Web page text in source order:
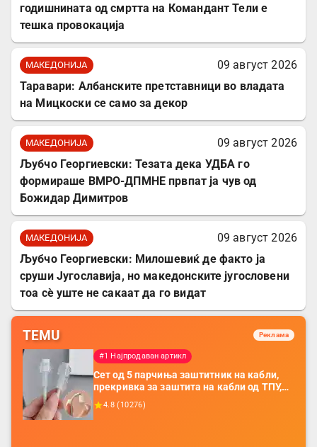
годишнината од смртта на Командант Тели е
тешка провокација
МАКЕДОНИЈА
09 август 2026
Таравари: Албанските претставници во владата
на Мицкоски се само за декор
МАКЕДОНИЈА
09 август 2026
Љубчо Георгиевски: Тезата дека УДБА го
формираше ВМРО-ДПМНЕ првпат ја чув од
Божидар Димитров
МАКЕДОНИЈА
09 август 2026
Љубчо Георгиевски: Милошевиќ де факто ја
сруши Југославија, но македонските југословени
тоа сè уште не сакаат да го видат
TEMU Реклама
#1 Најпродаван артикл
Сет од 5 парчиња заштитник на кабли,
прекривка за заштита на кабли од ТПУ,
додатоци за заштита на кабли, без
батерија, за мобилни телефони, комплет
4.8 (10276)